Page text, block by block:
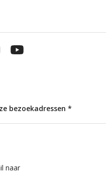
bezoekadressen *
naar